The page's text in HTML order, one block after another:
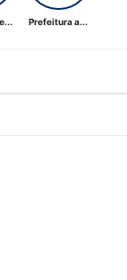
Prefeitura a...